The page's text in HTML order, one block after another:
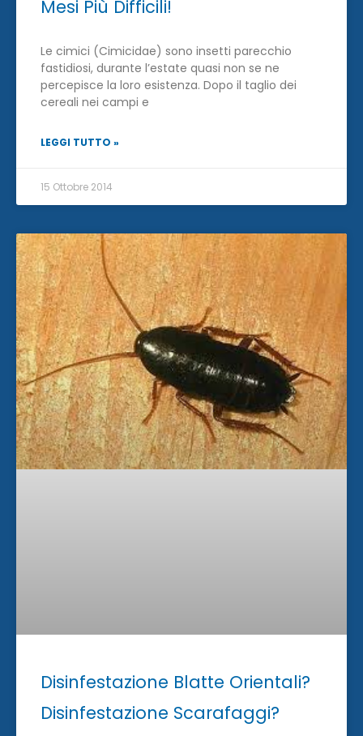
Mesi Più Difficili!
Le cimici (Cimicidae) sono insetti parecchio
fastidiosi, durante l’estate quasi non se ne
percepisce la loro esistenza. Dopo il taglio dei
cereali nei campi e
LEGGI TUTTO »
15 Ottobre 2014
Disinfestazione Blatte Orientali?
Disinfestazione Scarafaggi?